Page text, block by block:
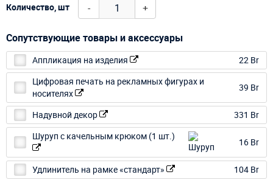
Количество, шт - +
Сопутствующие товары и аксессуары
Аппликация на изделия
22 Br
Цифровая печать на рекламных фигурах и
носителях
39 Br
Надувной декор
331 Br
Шуруп с качельным крюком (1 шт.)
16 Br
Удлинитель на рамке «стандарт»
104 Br